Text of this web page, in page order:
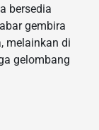
bersedia
gembira
melainkan di
gelombang